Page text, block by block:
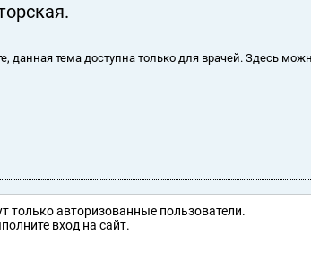
данная тема доступна только для врачей. Здесь
только авторизованные пользователи.
вход на сайт.